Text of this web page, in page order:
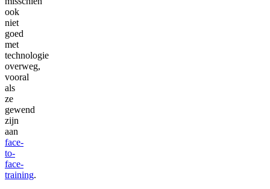
ook
niet
goed
met
technologie
overweg,
vooral
als
ze
gewend
zijn
aan
face-
to-
face-
training.